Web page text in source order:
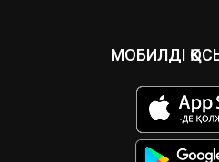
МОБИЛДІ